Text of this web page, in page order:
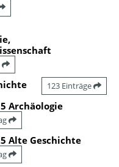
123 Einträge
Archäologie
Alte Geschichte